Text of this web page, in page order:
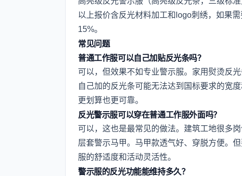
以上报价含反光材料加工和logo刺绣，如果
15%。
常见问题
普通工作服可以自己加贴反光条吗？
可以，但效果不如专业警示服。家用熨烫反
自己加的反光条可能无法达到国标要求的宽
更划算也更可靠。
反光警示服可以穿在普通工作服外面吗？
可以，这也是最常见的做法。建筑工地很多
层套警示马甲。马甲款透气好、穿脱方便。
服的舒适度和活动灵活性。
警示服的反光功能能维持多久？